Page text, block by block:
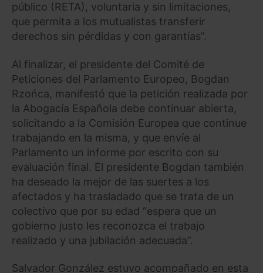
público (RETA), voluntaria y sin limitaciones,
que permita a los mutualistas transferir
derechos sin pérdidas y con garantías”.
Al finalizar, el presidente del Comité de
Peticiones del Parlamento Europeo, Bogdan
Rzońca, manifestó que la petición realizada por
la Abogacía Española debe continuar abierta,
solicitando a la Comisión Europea que continue
trabajando en la misma, y que envíe al
Parlamento un informe por escrito con su
evaluación final. El presidente Bogdan también
ha deseado la mejor de las suertes a los
afectados y ha trasladado que se trata de un
colectivo que por su edad “espera que un
gobierno justo les reconozca el trabajo
realizado y una jubilación adecuada”.
Salvador González estuvo acompañado en esta